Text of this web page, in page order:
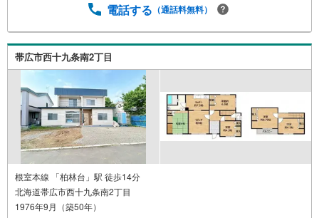
電話する （通話料無料）
帯広市西十九条南2丁目
根室本線 「柏林台」駅 徒歩14分
北海道帯広市西十九条南2丁目
1976年9月（築50年）